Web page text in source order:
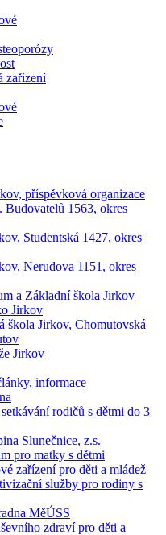
zařízení
příspěvková organizace
Budovatelů 1563, okres
Studentská 1427, okres
Nerudova 1151, okres
a Základní škola Jirkov
Jirkov
škola Jirkov, Chomutovská
Jirkov
informace
rodičů s dětmi do 3
Slunečnice, z.s.
pro matky s dětmi
zařízení pro děti a mládež
služby pro rodiny s
MěÚSS
zdraví pro děti a